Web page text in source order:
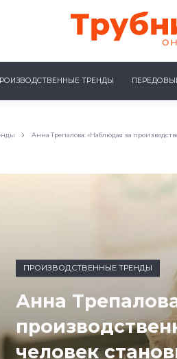
ТРЕНДЫ
Анна Трепалова: «Наблюдая за
ПРОИЗВОДСТВЕННЫЕ ТРЕНДЫ
Анна
человек